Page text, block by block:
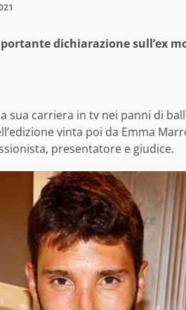
dichiarazione sull’ex
sua carriera in tv nei panni di
vinta poi da Emma
presentatore e giudice.